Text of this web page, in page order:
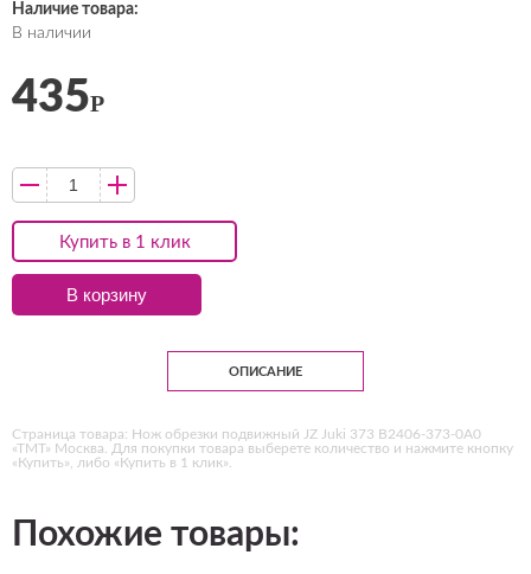
Наличие товара:
В наличии
Купить в 1 клик
435Р
В корзину
ОПИСАНИЕ
Страница товара: Нож обрезки подвижный JZ Juki 373 B2406-373-0А0
«ТМТ» Москва. Для покупки товара выберете количество и нажмите кнопку
«Купить», либо «Купить в 1 клик».
Похожие товары: